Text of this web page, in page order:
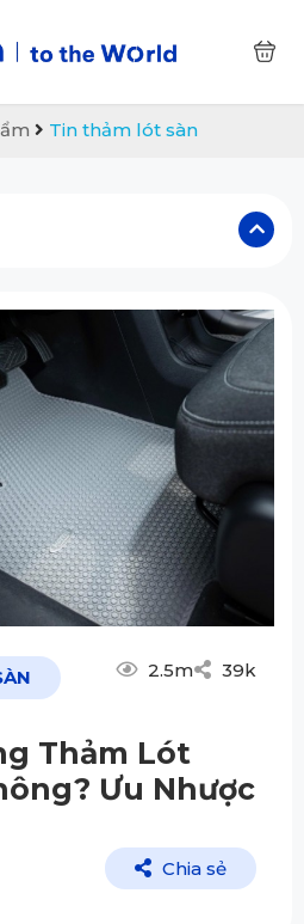
Tin thảm lót sàn
2.5m 39k
Thảm Lót
Ưu Nhược
Chia sẻ